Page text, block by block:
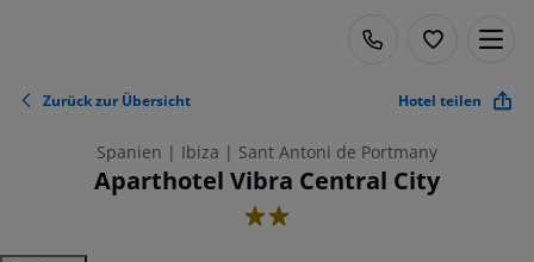
Zurück zur Übersicht Hotel teilen
Spanien | Ibiza | Sant Antoni de Portmany
Aparthotel Vibra Central City
2